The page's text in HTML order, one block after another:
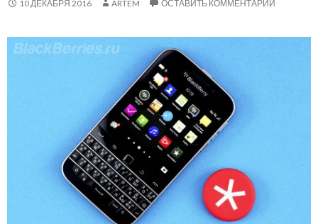
10 ДЕКАБРЯ 2016 ARTEM ОСТАВИТЬ КОММЕНТАРИЙ